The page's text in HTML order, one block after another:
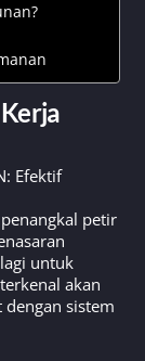
Efektif
petir
untuk
akan
dengan sistem